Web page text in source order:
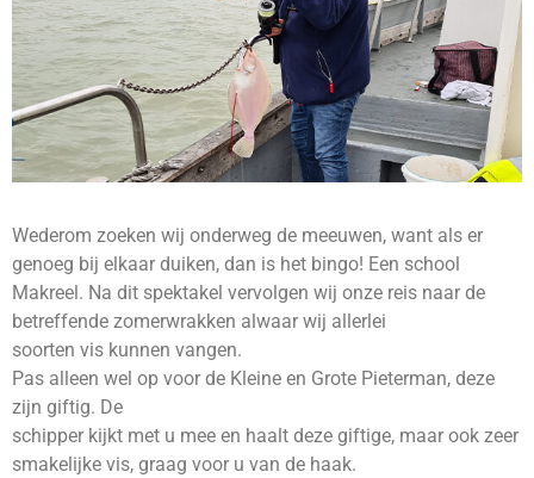
Wederom zoeken wij onderweg de meeuwen, want als er
genoeg bij elkaar duiken, dan is het bingo! Een school
Makreel. Na dit spektakel vervolgen wij onze reis naar de
betreffende zomerwrakken alwaar wij allerlei
soorten vis kunnen vangen.
Pas alleen wel op voor de Kleine en Grote Pieterman, deze
zijn giftig. De
schipper kijkt met u mee en haalt deze giftige, maar ook zeer
smakelijke vis, graag voor u van de haak.